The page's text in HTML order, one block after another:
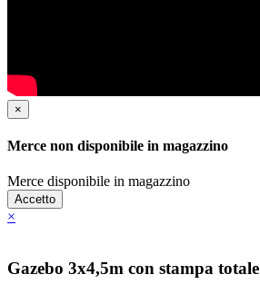
×
Merce non disponibile in magazzino
Merce disponibile in magazzino
Accetto
×
Gazebo 3x4,5m con stampa totale